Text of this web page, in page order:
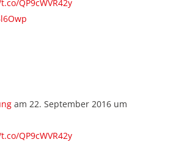
QP9cWVR42y
am 22. September 2016 um
QP9cWVR42y